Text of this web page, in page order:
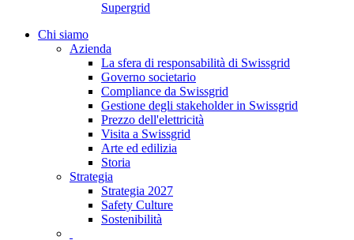
Supergrid
Chi siamo
Azienda
La sfera di responsabilità di Swissgrid
Governo societario
Compliance da Swissgrid
Gestione degli stakeholder in Swissgrid
Prezzo dell'elettricità
Visita a Swissgrid
Arte ed edilizia
Storia
Strategia
Strategia 2027
Safety Culture
Sostenibilità